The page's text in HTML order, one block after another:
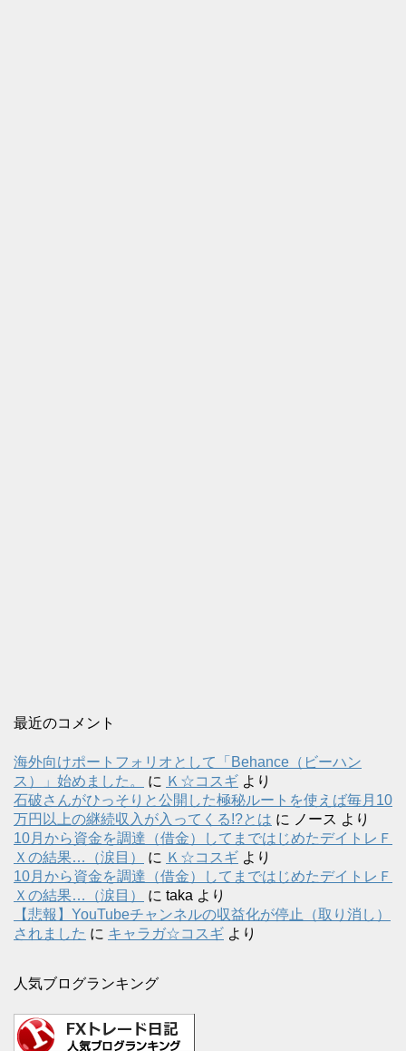
最近のコメント
海外向けポートフォリオとして「Behance（ビーハン
ス）」始めました。
に Ｋ☆コスギ より
石破さんがひっそりと公開した極秘ルートを使えば毎月10
万円以上の継続収入が入ってくる!?とは に ノース より
10月から資金を調達（借金）してまではじめたデイトレＦ
Ｘの結果…（涙目）
に Ｋ☆コスギ より
10月から資金を調達（借金）してまではじめたデイトレＦ
Ｘの結果…（涙目）
に taka より
【悲報】YouTubeチャンネルの収益化が停止（取り消し）
されました に キャラガ☆コスギ より
人気ブログランキング